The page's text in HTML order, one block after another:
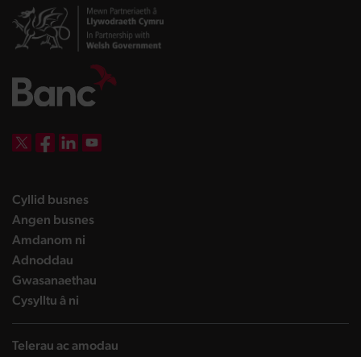
Cyllid busneslanding page
Angen busneslanding page
Amdanom ni
Adnoddau
Gwasanaethau
Cysylltu â ni
Telerau ac amodau